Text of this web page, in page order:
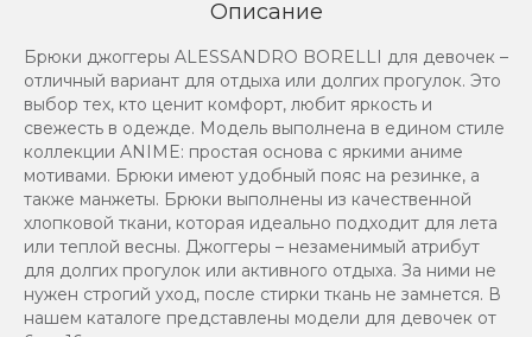
Описание
Брюки джоггеры ALESSANDRO BORELLI для девочек –
отличный вариант для отдыха или долгих прогулок. Это
выбор тех, кто ценит комфорт, любит яркость и
свежесть в одежде. Модель выполнена в едином стиле
коллекции ANIME: простая основа с яркими аниме
мотивами. Брюки имеют удобный пояс на резинке, а
также манжеты. Брюки выполнены из качественной
хлопковой ткани, которая идеально подходит для лета
или теплой весны. Джоггеры – незаменимый атрибут
для долгих прогулок или активного отдыха. За ними не
нужен строгий уход, после стирки ткань не замнется. В
нашем каталоге представлены модели для девочек от